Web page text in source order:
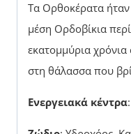
Τα Ορθοκέρατα
μέση Ορδοβίκια
εκατομμύρια
στη θάλασσα που
Ενεργειακά κέντρα